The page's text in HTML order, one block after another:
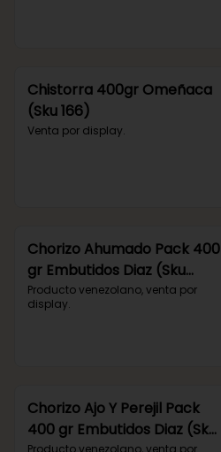
Chistorra 400gr Omeñaca
(Sku 166)
Venta por display.
Chorizo Ahumado Pack 400
gr Embutidos Diaz (Sku
427)
Producto venezolano, venta por
display.
Chorizo Ajo Y Perejil Pack
400 gr Embutidos Diaz (Sku
Producto venezolano, venta por